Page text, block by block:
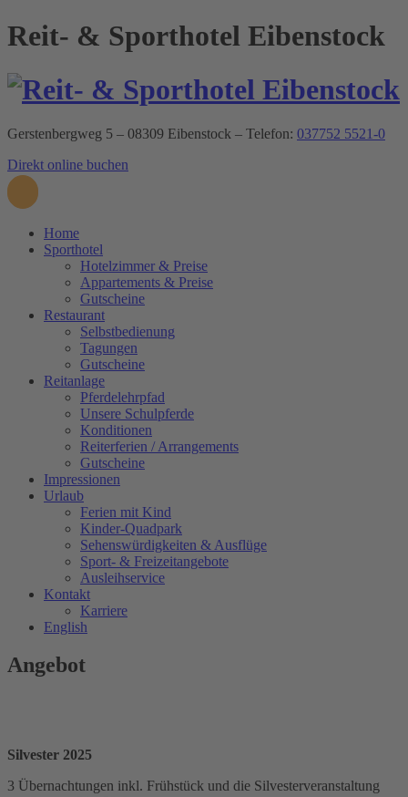
Reit- & Sporthotel Eibenstock
Gerstenbergweg 5 – 08309 Eibenstock – Telefon: 037752 5521-0
Direkt online buchen
Home
Sporthotel
Hotelzimmer & Preise
Appartements & Preise
Gutscheine
Restaurant
Selbstbedienung
Tagungen
Gutscheine
Reitanlage
Pferdelehrpfad
Unsere Schulpferde
Konditionen
Reiterferien / Arrangements
Gutscheine
Impressionen
Urlaub
Ferien mit Kind
Kinder-Quadpark
Sehenswürdigkeiten & Ausflüge
Sport- & Freizeitangebote
Ausleihservice
Kontakt
Karriere
English
Angebot
Silvester 2025
3 Übernachtungen inkl. Frühstück und die Silvesterveranstaltung